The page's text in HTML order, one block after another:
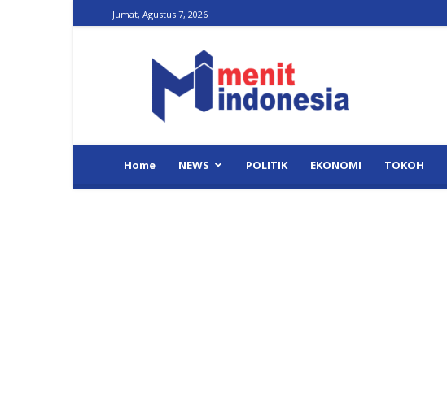
Jumat, Agustus 7, 2026
Indonesia
Home NEWS POLITIK EKONOMI TOKOH